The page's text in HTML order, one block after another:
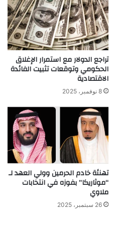
تراجع الدولار مع استمرار الإغلاق
الحكومي وتوقعات تثبيت الفائدة
الاقتصادية
8 نوفمبر، 2025
تهنئة خادم الحرمين وولي العهد لـ
“موثاريكا” بفوزه في انتخابات
ملاوي
26 سبتمبر، 2025